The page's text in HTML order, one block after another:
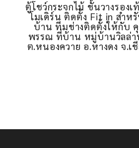
ตู้โชว์กระจกไม้ ชั้นวางรอง
โมเดิร์น ติดตั้ง Fit in สำห
บ้าน ทีมช่างติดตั้งให้กับ
พรรณ ที่บ้าน หมู่บ้านวิลล่า
ต.หนองควาย อ.หางดง จ.เ